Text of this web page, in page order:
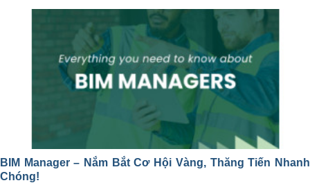
BIM Manager – Nắm Bắt Cơ Hội Vàng, Thăng Tiến Nhanh
Chóng!